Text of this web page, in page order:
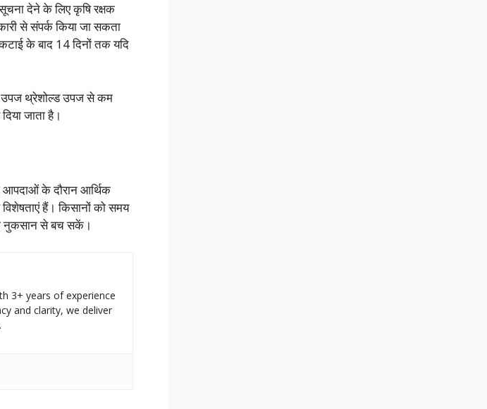
देने के लिए कृषि रक्षक
से संपर्क किया जा सकता
के बाद 14 दिनों तक यदि
उपज थ्रेशोल्ड उपज से कम
जाता है।
के दौरान आर्थिक
हैं। किसानों को समय
नुकसान से बच सकें।
3+ years of experience
and clarity, we deliver